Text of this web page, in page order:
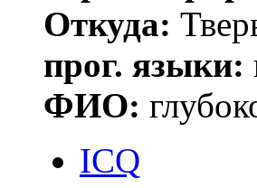
Откуда:
прог. языки:
ФИО:
ICQ